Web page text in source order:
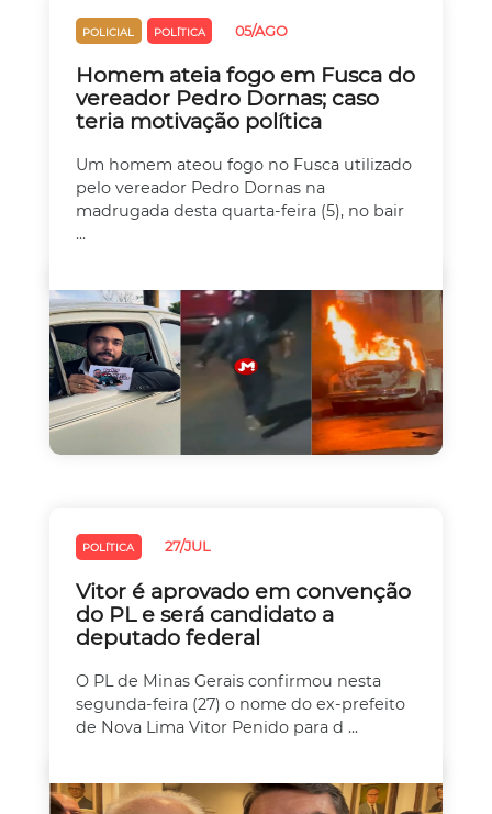
POLICIAL POLÍTICA 05/AGO
Homem ateia fogo em Fusca do
vereador Pedro Dornas; caso
teria motivação política
Um homem ateou fogo no Fusca utilizado
pelo vereador Pedro Dornas na
madrugada desta quarta-feira (5), no bair
...
POLÍTICA 27/JUL
Vitor é aprovado em convenção
do PL e será candidato a
deputado federal
O PL de Minas Gerais confirmou nesta
segunda-feira (27) o nome do ex-prefeito
de Nova Lima Vitor Penido para d ...